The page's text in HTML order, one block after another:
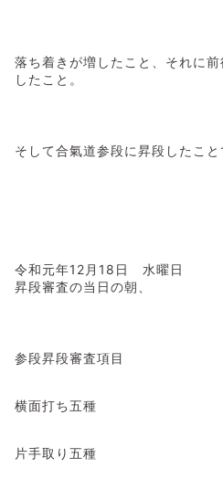
落ち着きが増したこと、それに前
したこと。
そして合氣道参段に昇段したこと
令和元年12月18日 水曜日
昇段審査の当日の朝、
参段昇段審査項目
横面打ち五種
片手取り五種